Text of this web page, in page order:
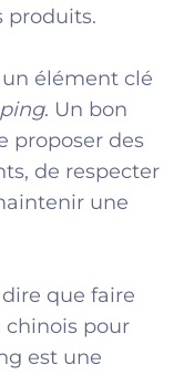
produits.
élément clé
. Un bon
proposer des
de respecter
une
que faire
chinois pour
est une